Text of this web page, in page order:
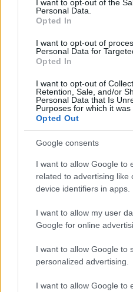
I want to opt-out of the
Personal Data.
Opted In
I want to opt-out of
Personal Data for
Opted In
I want to opt-out of
Retention, Sale, and/or
Personal Data that Is
Purposes for which it was
Opted Out
Google consents
I want to allow Google to
related to advertising like
device identifiers in apps.
I want to allow my user
Google for online
I want to allow Google to
personalized advertising.
I want to allow Google to
60-as Acurát terelgető
átvette a vezetést és
előnyt épített ki, mielőtt